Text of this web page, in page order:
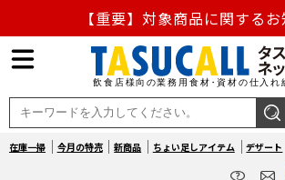
【重要】対象商品に関する
【重要】熊本地震の影響による商品出
熊本県熊本地方を震源とする地震の影響
届け遅延について
在庫一掃 今月の特売 新商品 ちょい足しアイテム デザート